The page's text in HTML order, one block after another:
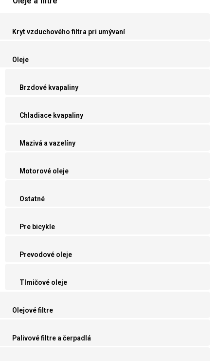
Kryt vzduchového filtra pri umývaní
Oleje
Brzdové kvapaliny
Chladiace kvapaliny
Mazivá a vazelíny
Motorové oleje
Ostatné
Pre bicykle
Prevodové oleje
Tlmičové oleje
Olejové filtre
Palivové filtre a čerpadlá